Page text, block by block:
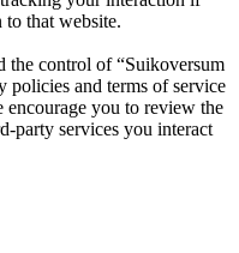
to that website.
the control of “Suikoversum
policies and terms of service
encourage you to review the
party services you interact